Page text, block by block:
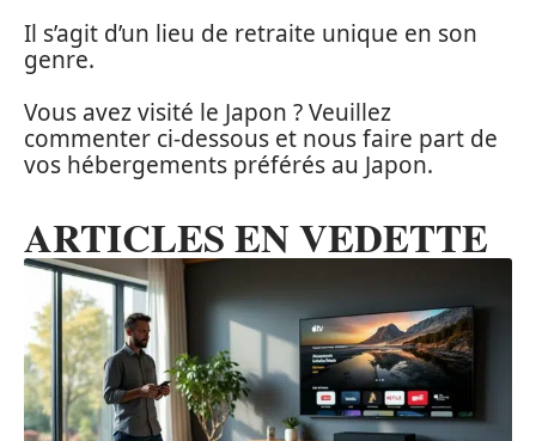
Il s’agit d’un lieu de retraite unique en son
genre.
Vous avez visité le Japon ? Veuillez
commenter ci-dessous et nous faire part de
vos hébergements préférés au Japon.
ARTICLES EN VEDETTE